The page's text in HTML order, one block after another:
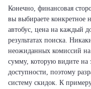
Конечно, финансовая
вы выбираете
автобус, цена на каждый
результатах поиска.
неожиданных комиссий на
сумму, которую видите на
доступности, поэтому
систему скидок. К